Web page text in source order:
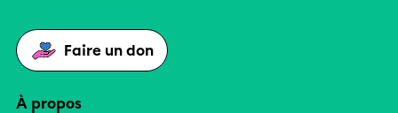
Faire un don
À propos